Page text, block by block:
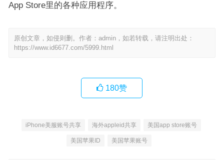
App Store里的各种应用程序。
原创文章，如侵则删。作者：admin，如若转载，请注明出处：
https://www.id6677.com/5999.html
180赞
iPhone美服账号共享 海外appleid共享 美国app store账号
美国苹果ID 美国苹果账号